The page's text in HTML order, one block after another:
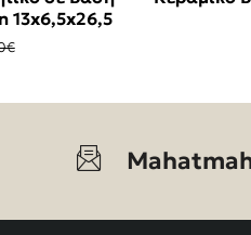
Polyresin 13x6,5x26,5